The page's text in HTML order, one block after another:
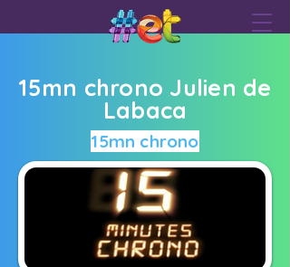
15mn chrono Julien de
Labaca
15mn chrono